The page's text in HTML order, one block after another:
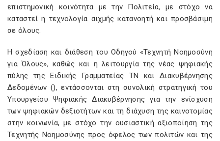
επιστημονική κοινότητα με την Πολιτεία, με στόχο να
καταστεί η τεχνολογία αιχμής κατανοητή και προσβάσιμη
σε όλους.
Η σχεδίαση και διάθεση του Οδηγού «Τεχνητή Νοημοσύνη
για Όλους», καθώς και η λειτουργία της νέας ψηφιακής
πύλης της Ειδικής Γραμματείας ΤΝ και Διακυβέρνησης
Δεδομένων (), εντάσσονται στη συνολική στρατηγική του
Υπουργείου Ψηφιακής Διακυβέρνησης για την ενίσχυση
των ψηφιακών δεξιοτήτων και τη διάχυση της καινοτομίας
στην κοινωνία, με στόχο την ουσιαστική αξιοποίηση της
Τεχνητής Νοημοσύνης προς όφελος των πολιτών και της